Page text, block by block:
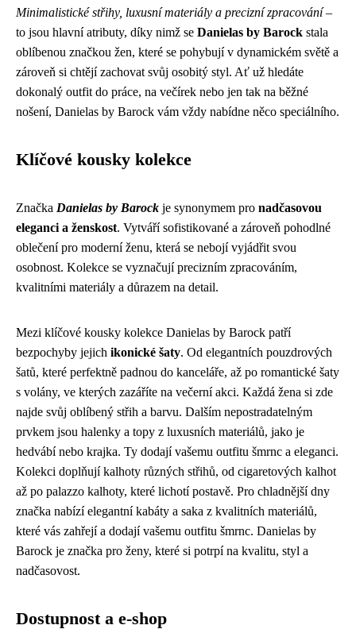
Minimalistické střihy, luxusní materiály a precizní zpracování–
to jsou hlavní atributy, díky nimž se Danielas by Barock stala
oblíbenou značkou žen, které se pohybují v dynamickém světě a
zároveň si chtějí zachovat svůj osobitý styl. Ať už hledáte
dokonalý outfit do práce, na večírek nebo jen tak na běžné
nošení, Danielas by Barock vám vždy nabídne něco speciálního.
Klíčové kousky kolekce
Značka Danielas by Barock je synonymem pro nadčasovou
eleganci a ženskost. Vytváří sofistikované a zároveň pohodlné
oblečení pro moderní ženu, která se nebojí vyjádřit svou
osobnost. Kolekce se vyznačují precizním zpracováním,
kvalitními materiály a důrazem na detail.
Mezi klíčové kousky kolekce Danielas by Barock patří
bezpochyby jejich ikonické šaty. Od elegantních pouzdrových
šatů, které perfektně padnou do kanceláře, až po romantické šaty
s volány, ve kterých zazáříte na večerní akci. Každá žena si zde
najde svůj oblíbený střih a barvu. Dalším nepostradatelným
prvkem jsou halenky a topy z luxusních materiálů, jako je
hedvábí nebo krajka. Ty dodají vašemu outfitu šmrnc a eleganci.
Kolekci doplňují kalhoty různých střihů, od cigaretových kalhot
až po palazzo kalhoty, které lichotí postavě. Pro chladnější dny
značka nabízí elegantní kabáty a saka z kvalitních materiálů,
které vás zahřejí a dodají vašemu outfitu šmrnc. Danielas by
Barock je značka pro ženy, které si potrpí na kvalitu, styl a
nadčasovost.
Dostupnost a e-shop